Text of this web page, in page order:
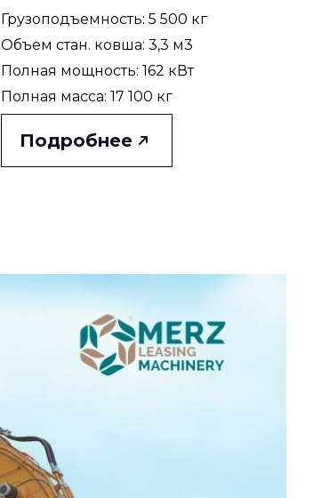
Грузоподъемность: 5 500 кг
Объем стан. ковша: 3,3 м3
Полная мощность: 162 кВт
Полная масса: 17 100 кг
Подробнее